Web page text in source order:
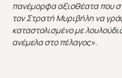
πανέμορφα αξιοθέατα που
τον Στρατή Μυριβήλη να
καταστολισμένο με
ανέμελα στο πέλαγος».